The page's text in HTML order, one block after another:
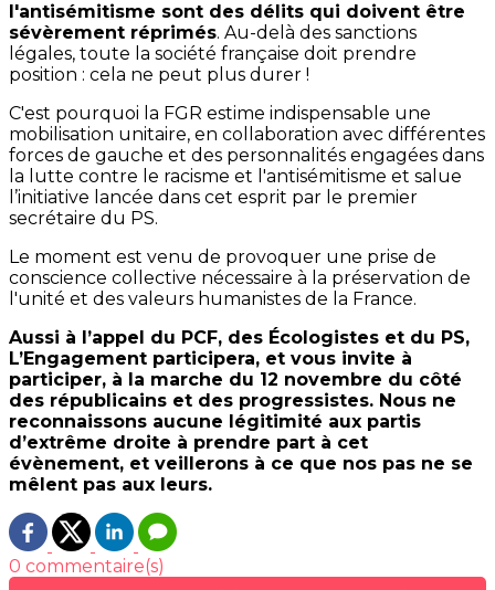
l'antisémitisme sont des délits qui doivent être
sévèrement réprimés. Au-delà des sanctions
légales, toute la société française doit prendre
position : cela ne peut plus durer !
C'est pourquoi la FGR estime indispensable une
mobilisation unitaire, en collaboration avec différentes
forces de gauche et des personnalités engagées dans
la lutte contre le racisme et l'antisémitisme et salue
l’initiative lancée dans cet esprit par le premier
secrétaire du PS.
Le moment est venu de provoquer une prise de
conscience collective nécessaire à la préservation de
l'unité et des valeurs humanistes de la France.
Aussi à l’appel du PCF, des Écologistes et du PS,
L’Engagement participera, et vous invite à
participer, à la marche du 12 novembre du côté
des républicains et des progressistes. Nous ne
reconnaissons aucune légitimité aux partis
d’extrême droite à prendre part à cet
évènement, et veillerons à ce que nos pas ne se
mêlent pas aux leurs.
0 commentaire(s)